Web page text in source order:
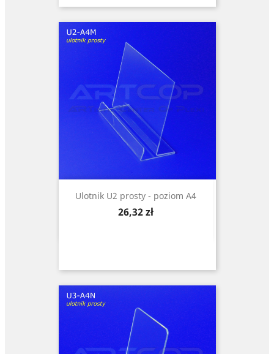
Ulotnik U2 prosty - poziom A4
Cena
26,32 zł